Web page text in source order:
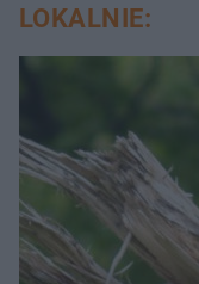
LOKALNIE: